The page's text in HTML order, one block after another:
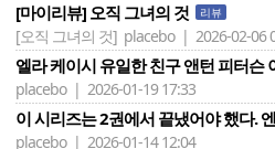
[마이리뷰] 오직 그녀의 것 리뷰
[오직 그녀의 것] placebo | 2026-02-06
엘라 케이시 유일한 친구 앤턴 피터슨
placebo | 2026-01-19 17:33
이 시리즈는 2권에서 끝냈어야 했다.
placebo | 2026-01-14 12:04